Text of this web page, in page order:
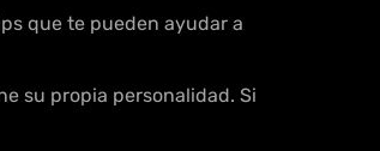
que te pueden ayudar a
su propia personalidad. Si